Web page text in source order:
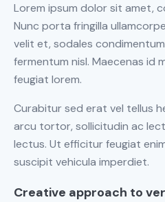
Lorem ipsum dolor sit amet,
Nunc porta fringilla
velit et, sodales
fermentum nisl. Maecenas id
feugiat lorem.
Curabitur sed erat vel tellus
arcu tortor, sollicitudin ac
lectus. Ut efficitur feugiat
suscipit vehicula imperdiet.
Creative approach to